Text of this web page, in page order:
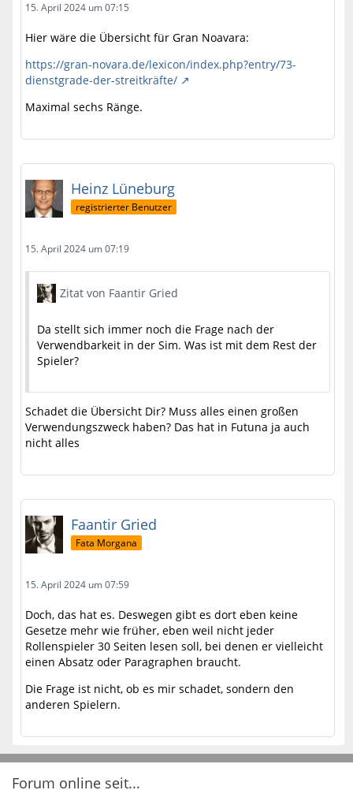
15. April 2024 um 07:15
Hier wäre die Übersicht für Gran Noavara:
https://gran-novara.de/lexicon/index.php?entry/73-
dienstgrade-der-streitkräfte/
Maximal sechs Ränge.
Heinz Lüneburg
registrierter Benutzer
15. April 2024 um 07:19
Zitat von Faantir Gried
Da stellt sich immer noch die Frage nach der
Verwendbarkeit in der Sim. Was ist mit dem Rest der
Spieler?
Schadet die Übersicht Dir? Muss alles einen großen
Verwendungszweck haben? Das hat in Futuna ja auch
nicht alles
Faantir Gried
Fata Morgana
15. April 2024 um 07:59
Doch, das hat es. Deswegen gibt es dort eben keine
Gesetze mehr wie früher, eben weil nicht jeder
Rollenspieler 30 Seiten lesen soll, bei denen er vielleicht
einen Absatz oder Paragraphen braucht.
Die Frage ist nicht, ob es mir schadet, sondern den
anderen Spielern.
Forum online seit...